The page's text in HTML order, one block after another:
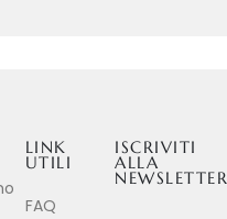
LINK
UTILI
FAQ
ISCRIVITI
ALLA